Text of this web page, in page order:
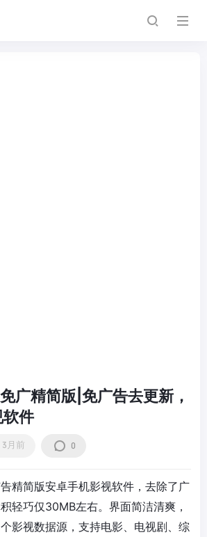
广精简版|免广告去更新，
件
3月前 0
精简版安卓手机影视软件，去除了广
轻巧仅30MB左右。界面简洁清爽，
影视数据源，支持电影、电视剧、综